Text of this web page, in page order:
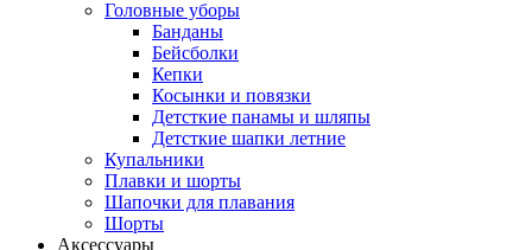
Головные уборы
Банданы
Бейсболки
Кепки
Косынки и повязки
Детсткие панамы и шляпы
Детсткие шапки летние
Купальники
Плавки и шорты
Шапочки для плавания
Шорты
Аксессуары